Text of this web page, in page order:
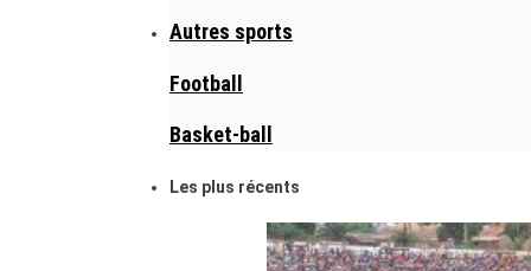
Autres sports
Football
Basket-ball
Les plus récents